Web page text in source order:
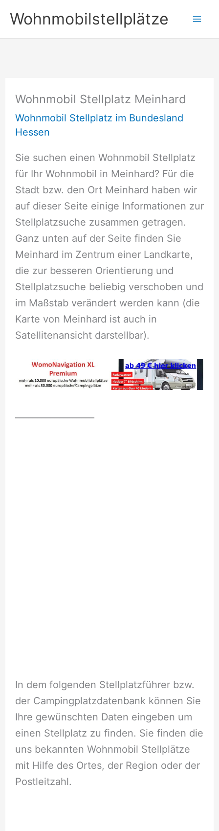
Inhalt
springen
Wohnmobilstellplätze
Wohnmobil Stellplatz Meinhard
Wohnmobil Stellplatz im Bundesland
Hessen
Sie suchen einen Wohnmobil Stellplatz
für Ihr Wohnmobil in Meinhard? Für die
Stadt bzw. den Ort Meinhard haben wir
auf dieser Seite einige Informationen zur
Stellplatzsuche zusammen getragen.
Ganz unten auf der Seite finden Sie
Meinhard im Zentrum einer Landkarte,
die zur besseren Orientierung und
Stellplatzsuche beliebig verschoben und
im Maßstab verändert werden kann (die
Karte von Meinhard ist auch in
Satellitenansicht darstellbar).
In dem folgenden Stellplatzführer bzw.
der Campingplatzdatenbank können Sie
Ihre gewünschten Daten eingeben um
einen Stellplatz zu finden. Sie finden die
uns bekannten Wohnmobil Stellplätze
mit Hilfe des Ortes, der Region oder der
Postleitzahl.